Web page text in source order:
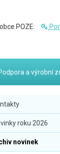
POZE:
a výrobní
roku 2026
novinek